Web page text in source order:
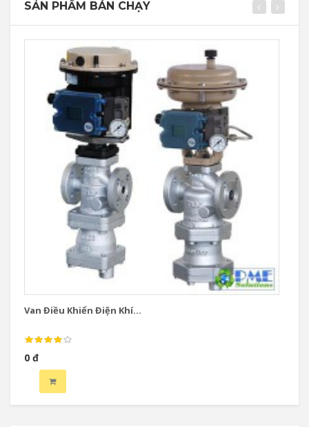
SẢN PHẨM BÁN CHẠY
Van Điều Khiển Điện Khí...
0 đ